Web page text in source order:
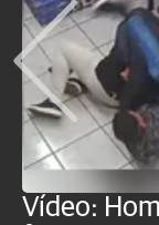
Vídeo: